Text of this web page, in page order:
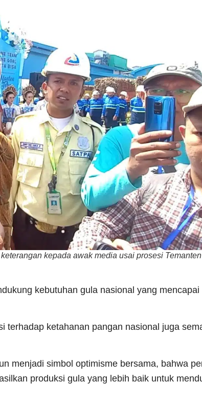
kepada awak media usai prosesi
kebutuhan gula nasional yang mencapai
terhadap ketahanan pangan nasional juga
menjadi simbol optimisme bersama, bahwa
produksi gula yang lebih baik untuk